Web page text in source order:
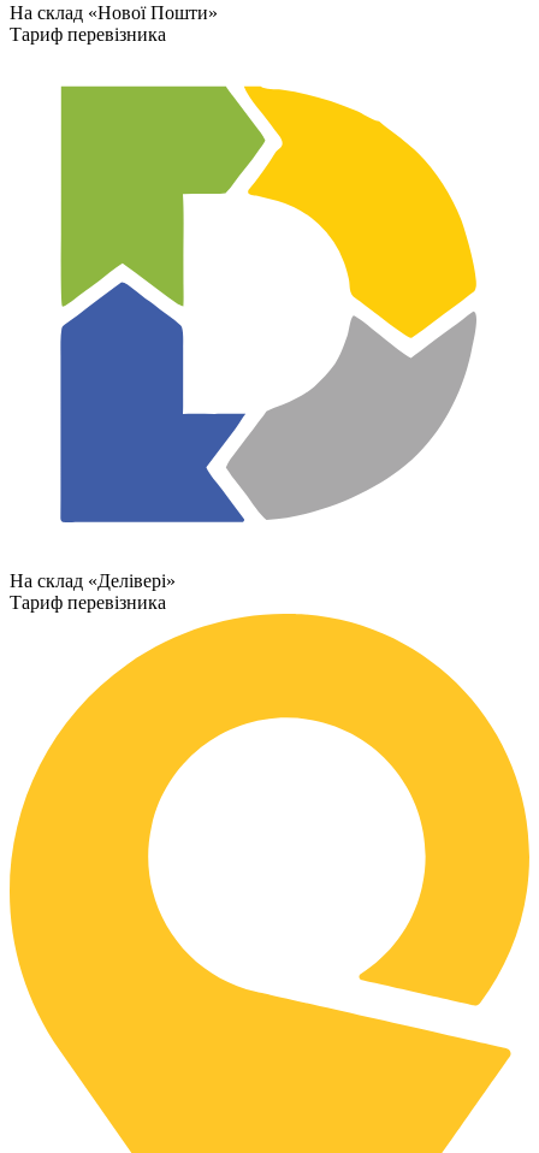
На склад «Нової Пошти»
Тариф перевізника
На склад «Делівері»
Тариф перевізника